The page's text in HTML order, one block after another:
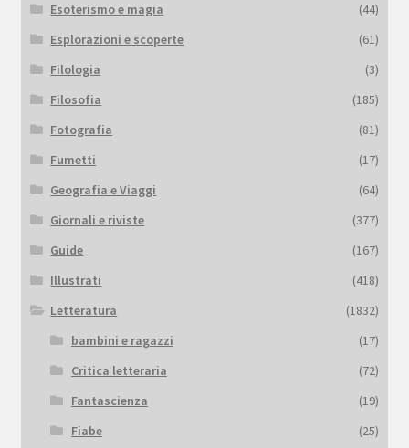
Esoterismo e magia
(44)
Esplorazioni e scoperte
(61)
Filologia
(3)
Filosofia
(185)
Fotografia
(81)
Fumetti
(17)
Geografia e Viaggi
(64)
Giornali e riviste
(377)
Guide
(167)
Illustrati
(418)
Letteratura
(1832)
bambini e ragazzi
(17)
Critica letteraria
(72)
Fantascienza
(19)
Fiabe
(25)